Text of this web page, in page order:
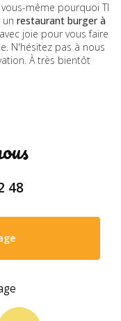
même pourquoi TI
un restaurant burger à
joie pour vous faire
N'hésitez pas à nous
À très bientôt
48